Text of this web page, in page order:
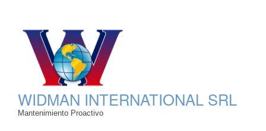
WIDMAN INTERNATIONAL SRL
Mantenimiento Proactivo